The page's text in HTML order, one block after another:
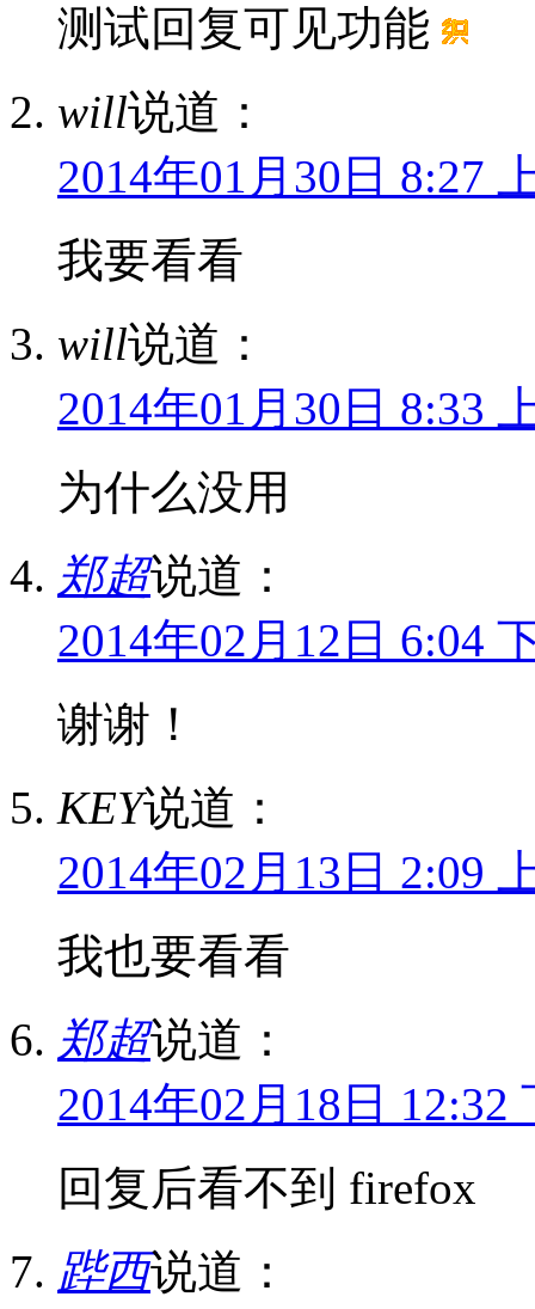
测试回复可见功能
will说道：
2014年01月30日 8:27
我要看看
will说道：
2014年01月30日 8:33
为什么没用
郑超说道：
2014年02月12日 6:04
谢谢！
KEY说道：
2014年02月13日 2:09
我也要看看
郑超说道：
2014年02月18日 12:32
回复后看不到 firefox
跸西说道：